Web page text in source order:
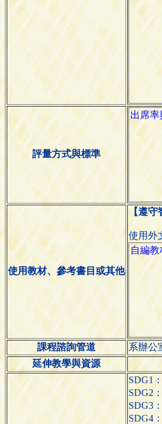
評量方式與標準
使用教材、參考書目或其他
【遵守
使用外
課程諮詢管道
系辦公
延伸教學與資源
SDG1
SDG2
SDG3
SDG4